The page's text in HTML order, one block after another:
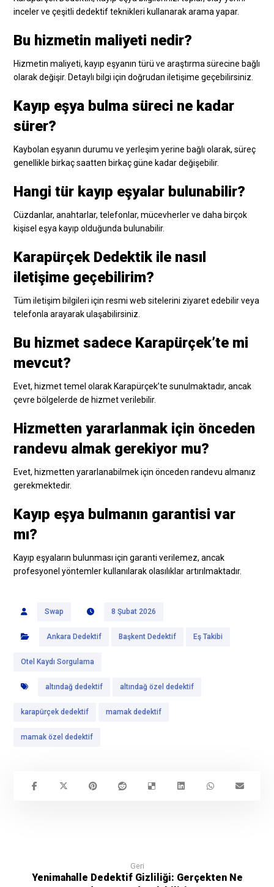
inceler ve çeşitli dedektif teknikleri kullanarak arama yapar.
Bu hizmetin maliyeti nedir?
Hizmetin maliyeti, kayıp eşyanın türü ve araştırma sürecine bağlı
olarak değişir. Detaylı bilgi için doğrudan iletişime geçebilirsiniz.
Kayıp eşya bulma süreci ne kadar
sürer?
Kaybolan eşyanın durumu ve yerleşim yerine bağlı olarak, süreç
genellikle birkaç saatten birkaç güne kadar değişebilir.
Hangi tür kayıp eşyalar bulunabilir?
Cüzdanlar, anahtarlar, telefonlar, mücevherler ve daha birçok
kişisel eşya kayıp olduğunda bulunabilir.
Karapürçek Dedektik ile nasıl
iletişime geçebilirim?
Tüm iletişim bilgileri için resmi web sitelerini ziyaret edebilir veya
telefonla arayarak ulaşabilirsiniz.
Bu hizmet sadece Karapürçek’te mi
mevcut?
Evet, hizmet temel olarak Karapürçek’te sunulmaktadır, ancak
çevre bölgelerde de hizmet verilebilir.
Hizmetten yararlanmak için önceden
randevu almak gerekiyor mu?
Evet, hizmetten yararlanabilmek için önceden randevu almanız
gerekmektedir.
Kayıp eşya bulmanın garantisi var
mı?
Kayıp eşyaların bulunması için garanti verilemez, ancak
profesyonel yöntemler kullanılarak olasılıklar artırılmaktadır.
Swap 8 Şubat 2026
Ankara Dedektif Başkent Dedektif Eş Takibi
Otel Kaydı Sorgulama
altındağ dedektif altındağ özel dedektif
karapürçek dedektif mamak dedektif
mamak özel dedektif
Geri
Yenimahalle Dedektif Gizliliği: Gerçekten Ne